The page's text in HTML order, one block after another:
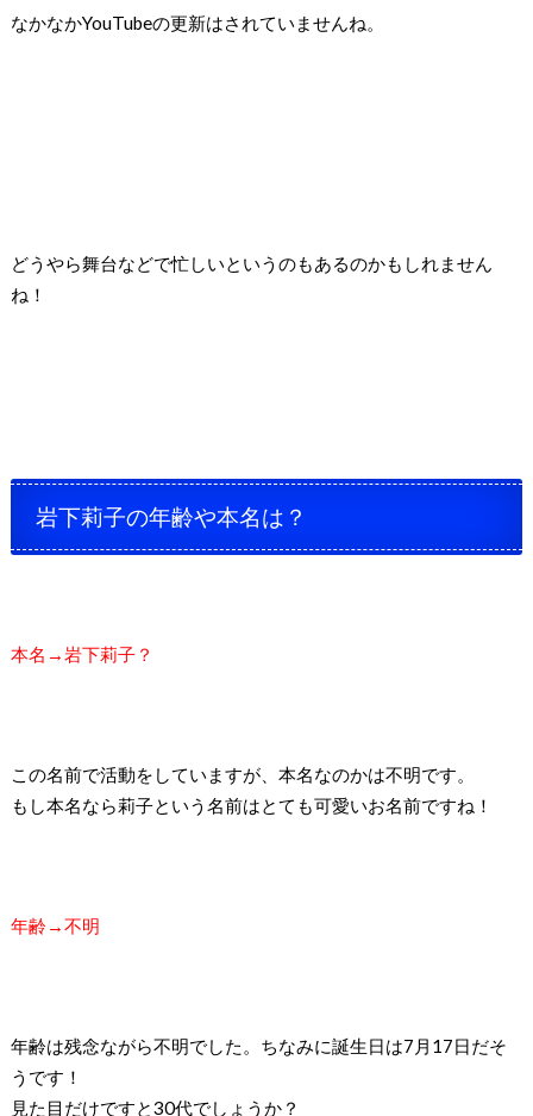
なかなかYouTubeの更新はされていませんね。
どうやら舞台などで忙しいというのもあるのかもしれません
ね！
岩下莉子の年齢や本名は？
本名→岩下莉子？
この名前で活動をしていますが、本名なのかは不明です。
もし本名なら莉子という名前はとても可愛いお名前ですね！
年齢→不明
年齢は残念ながら不明でした。 ちなみに誕生日は7月17日だそ
うです！
見た目だけですと30代でしょうか？